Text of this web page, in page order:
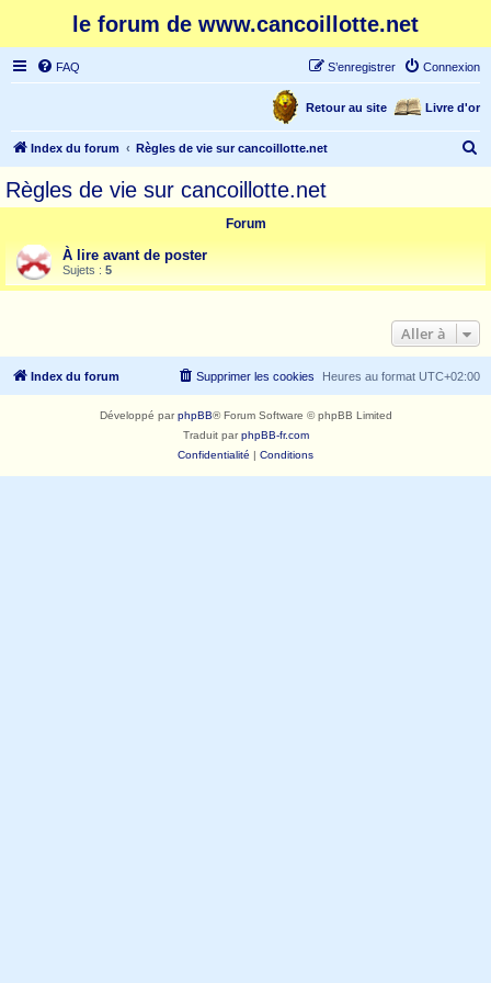
le forum de www.cancoillotte.net
FAQ Connexion
S’enregistrer
Livre d'or
Retour au site
Index du forum Règles de vie sur cancoillotte.net
e
r
Règles de vie sur cancoillotte.net
Forum
À lire avant de poster
Sujets : 5
Aller à
Index du forum Heures au format UTC+02:00
Supprimer les cookies
Développé parphpBB® Forum Software © phpBB Limited
Traduit parphpBB-fr.com
Confidentialité | Conditions